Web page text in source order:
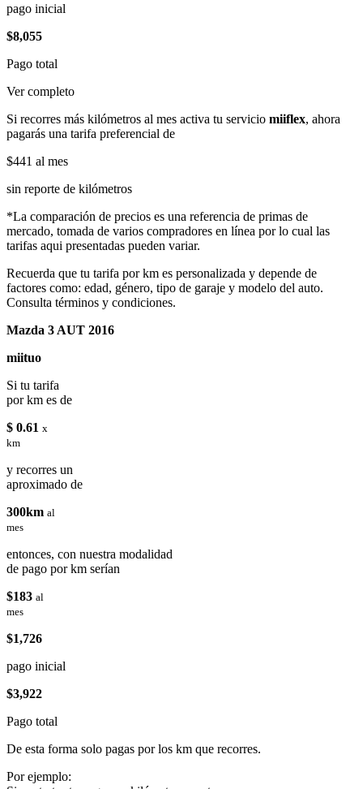
pago inicial
$8,055
Pago total
Ver completo
Si recorres más kilómetros al mes activa tu servicio miiflex, ahora
pagarás una tarifa preferencial de
$441 al mes
sin reporte de kilómetros
*La comparación de precios es una referencia de primas de
mercado, tomada de varios compradores en línea por lo cual las
tarifas aqui presentadas pueden variar.
Recuerda que tu tarifa por km es personalizada y depende de
factores como: edad, género, tipo de garaje y modelo del auto.
Consulta términos y condiciones.
Mazda 3 AUT 2016
miituo
Si tu tarifa
por km es de
$ 0.61 x
km
y recorres un
aproximado de
300km al
mes
entonces, con nuestra modalidad
de pago por km serían
$183 al
mes
$1,726
pago inicial
$3,922
Pago total
De esta forma solo pagas por los km que recorres.
Por ejemplo: